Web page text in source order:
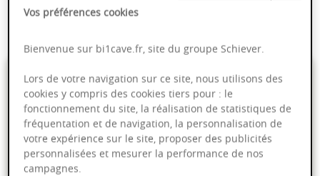
Epicé
175,00 €
75cl- soit233,33 € / L
Vos préférences cookies
Bienvenue sur bi1cave.fr, site du groupe Schiever.
Lors de votre navigation sur ce site, nous utilisons des
cookies y compris des cookies tiers pour : le
fonctionnement du site, la réalisation de statistiques de
fréquentation et de navigation, la personnalisation de
votre expérience sur le site, proposer des publicités
personnalisées et mesurer la performance de nos
campagnes.